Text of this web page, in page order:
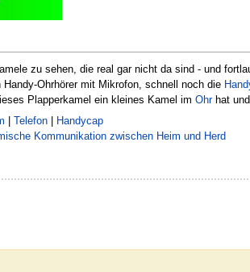
zu sehen, die real gar nicht da sind - und
Ohrhörer mit Mikrofon, schnell noch die
Plapperkamel ein kleines Kamel im Ohrhat
| Telefon | Handycap
Kommunikation zwischen Heim und Herd